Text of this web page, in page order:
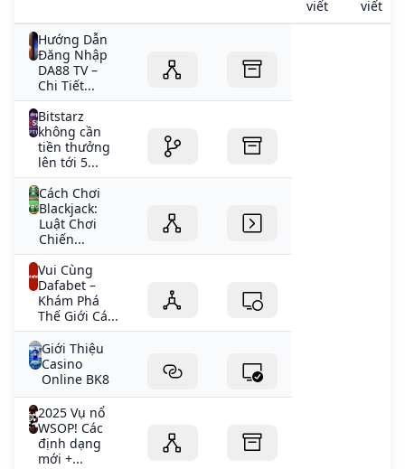
viết
viết
Hướng Dẫn
Đăng Nhập
DA88 TV –
Chi Tiết...
Bitstarz
không cần
tiền thưởng
lên tới 5...
Cách Chơi
Blackjack:
Luật Chơi
Chiến...
Vui Cùng
Dafabet –
Khám Phá
Thế Giới Cá...
Giới Thiệu
Casino
Online BK8
2025 Vụ nổ
WSOP! Các
định dạng
mới +...